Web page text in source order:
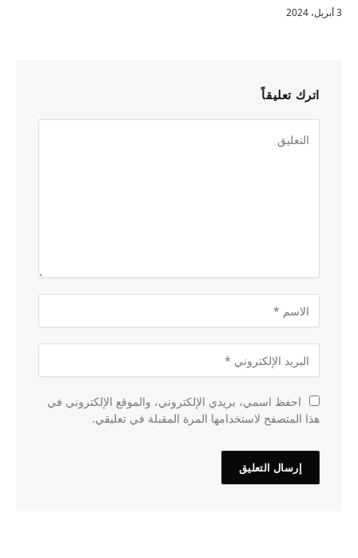
3 أبريل، 2024
اترك تعليقاً
احفظ اسمي، بريدي الإلكتروني، والموقع الإلكتروني في
هذا المتصفح لاستخدامها المرة المقبلة في تعليقي.